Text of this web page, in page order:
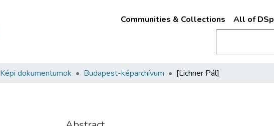
Communities & Collections All of
Képi dokumentumok Budapest-képarchívum [Lichner Pál]